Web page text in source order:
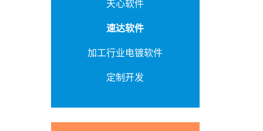
天心软件
速达软件
加工行业电镀软件
定制开发